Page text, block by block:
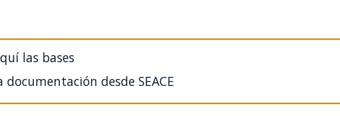
las bases
documentación desde SEACE